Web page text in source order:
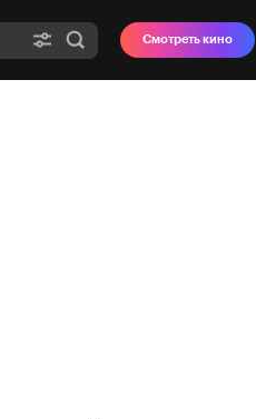
Смотреть кино